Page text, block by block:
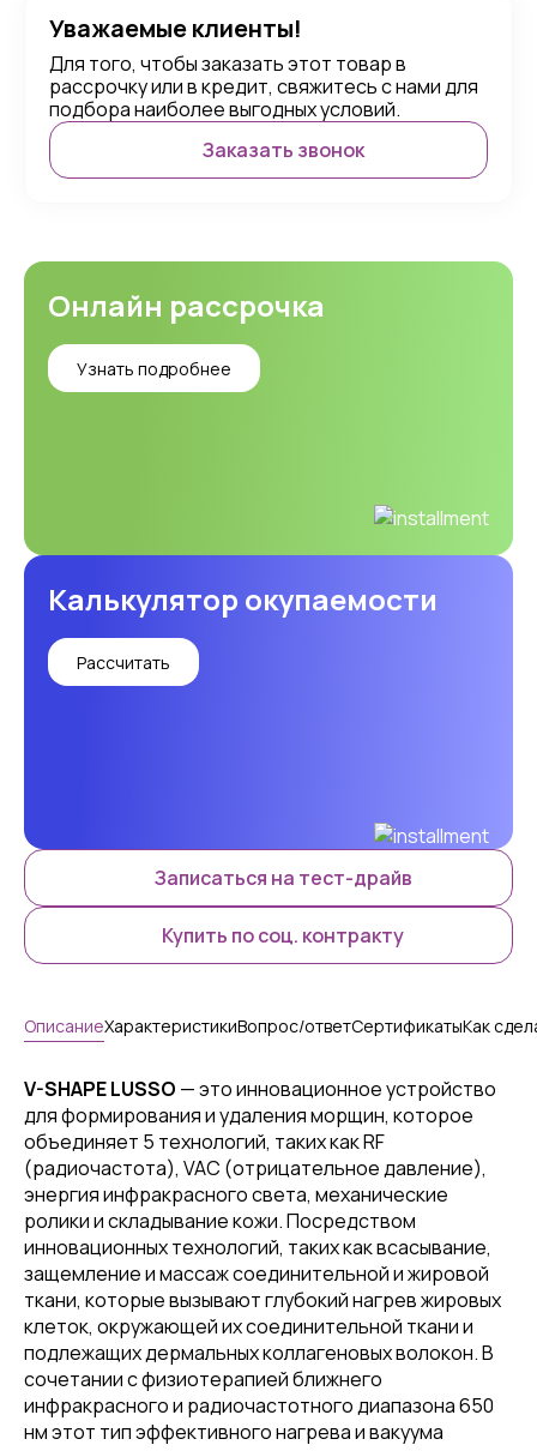
Уважаемые клиенты!
Для того, чтобы заказать этот товар в
рассрочку или в кредит, свяжитесь с нами для
подбора наиболее выгодных условий.
Заказать звонок
Онлайн рассрочка
Узнать подробнее
Калькулятор окупаемости
Рассчитать
Записаться на тест-драйв
Купить по соц. контракту
ОписаниеХарактеристикиВопрос/ответСертификатыКак
V-SHAPELUSSO — это инновационное устройство
для формирования и удаления морщин, которое
объединяет 5 технологий, таких как RF
(радиочастота), VAC (отрицательное давление),
энергия инфракрасного света, механические
ролики и складывание кожи. Посредством
инновационных технологий, таких как всасывание,
защемление и массаж соединительной и жировой
ткани, которые вызывают глубокий нагрев жировых
клеток, окружающей их соединительной ткани и
подлежащих дермальных коллагеновых волокон. В
сочетании с физиотерапией ближнего
инфракрасного и радиочастотного диапазона 650
нм этот тип эффективного нагрева и вакуума